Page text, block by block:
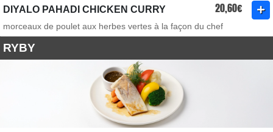
DIYALO PAHADI CHICKEN CURRY 20,60€
morceaux de poulet aux herbes vertes à la façon du chef
RYBY